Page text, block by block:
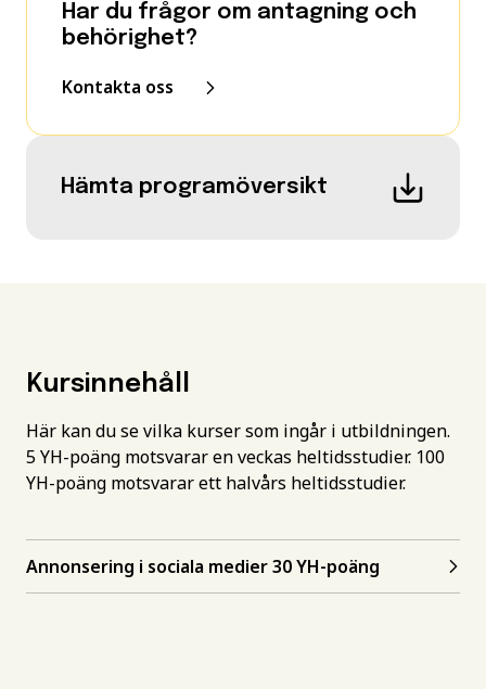
Har du frågor om antagning och
behörighet?
Kontakta oss
Hämta programöversikt
Kursinnehåll
Här kan du se vilka kurser som ingår i utbildningen.
5 YH-poäng motsvarar en veckas heltidsstudier. 100
YH-poäng motsvarar ett halvårs heltidsstudier.
Annonsering i sociala medier 30 YH-poäng